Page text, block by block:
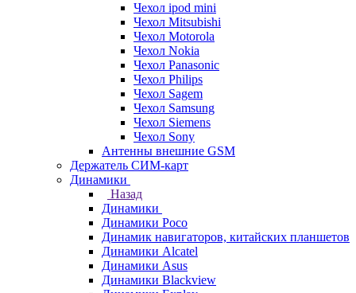
Чехол ipod mini
Чехол Mitsubishi
Чехол Motorola
Чехол Nokia
Чехол Panasonic
Чехол Philips
Чехол Sagem
Чехол Samsung
Чехол Siemens
Чехол Sony
Антенны внешние GSM
Держатель СИМ-карт
Динамики
Назад
Динамики
Динамики Poco
Динамик навигаторов, китайских планшетов
Динамики Alcatel
Динамики Asus
Динамики Blackview